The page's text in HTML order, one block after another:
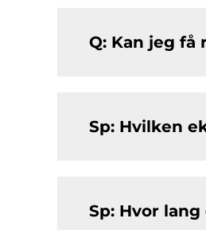
Q: Kan jeg få
Sp: Hvilken
Sp: Hvor